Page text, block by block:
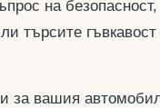
на
търсите
за вашия